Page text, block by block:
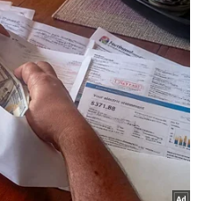
thống Mỹ Donald Trump
Biden
#tranh luận